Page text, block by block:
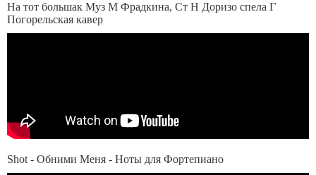
На тот большак Муз М Фрадкина, Ст Н Доризо спела Г
Погорельская кавер
Shot - Обними Меня - Ноты для Фортепиано